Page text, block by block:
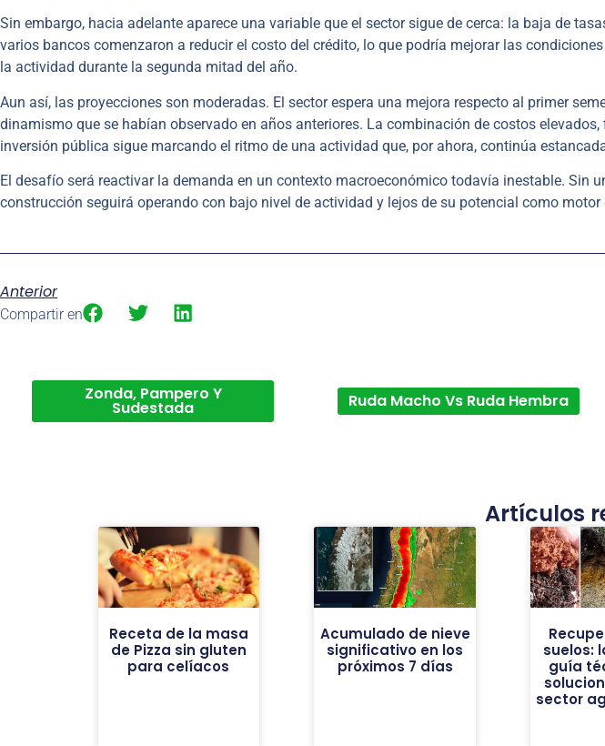
Sin embargo, hacia adelante aparece una variable que el sector sigue de cerca: la baja de
varios bancos comenzaron a reducir el costo del crédito, lo que podría mejorar las
la actividad durante la segunda mitad del año.
Aun así, las proyecciones son moderadas. El sector espera una mejora respecto al primer
dinamismo que se habían observado en años anteriores. La combinación de costos
inversión pública sigue marcando el ritmo de una actividad que, por ahora, continúa
El desafío será reactivar la demanda en un contexto macroeconómico todavía inestable. Sin
construcción seguirá operando con bajo nivel de actividad y lejos de su potencial como motor
Anterior
Compartir en
Zonda, Pampero Y
Sudestada Ruda Macho Vs Ruda Hembra
Artículos
Receta de la masa
de Pizza sin gluten
para celíacos
Acumulado de nieve
significativo en los
próximos 7 días
suelos:
guía
sector